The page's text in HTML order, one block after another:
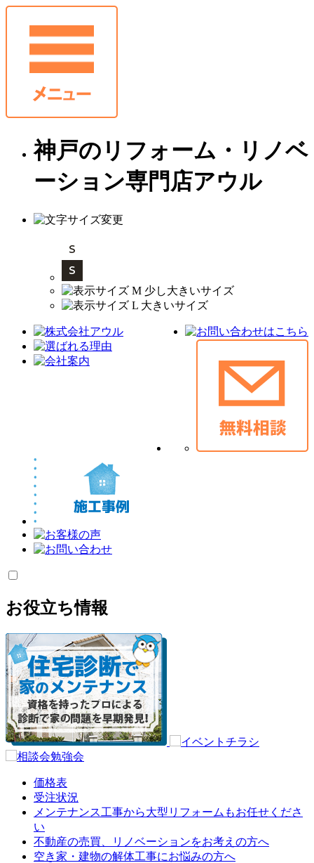
神戸のリフォーム・リノベ
ーション専門店アウル
お役立ち情報
価格表
受注状況
メンテナンス工事から大型リフォームもお任せくださ
い
不動産の売買、リノベーションをお考えの方へ
空き家・建物の解体工事にお悩みの方へ